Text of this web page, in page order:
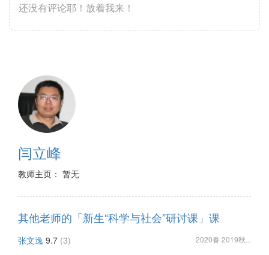
还没有评论耶！放着我来！
闫立峰
教师主页： 暂无
其他老师的「新生“科学与社会”研讨课」课
张文逸 9.7 (3) 2020春 2019秋...